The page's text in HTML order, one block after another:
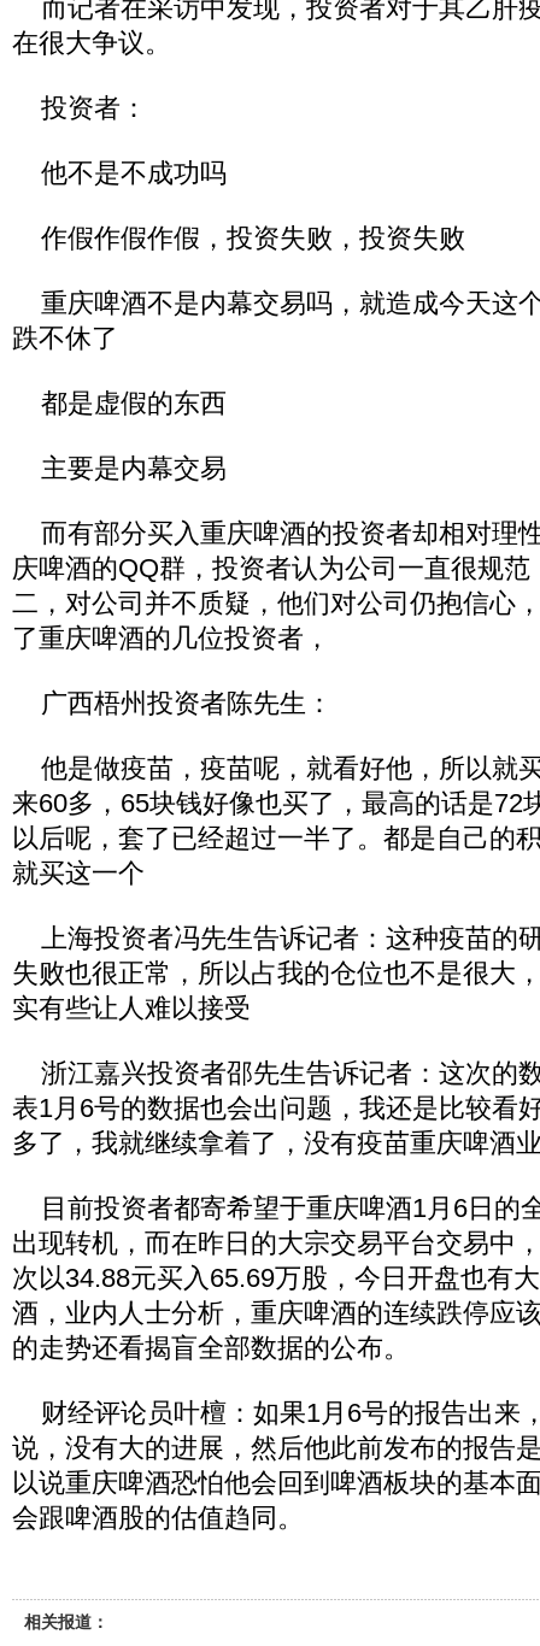
而记者在采访中发现，投资者对于其乙肝
在很大争议。
投资者：
他不是不成功吗
作假作假作假，投资失败，投资失败
重庆啤酒不是内幕交易吗，就造成今天这
跌不休了
都是虚假的东西
主要是内幕交易
而有部分买入重庆啤酒的投资者却相对理
庆啤酒的QQ群，投资者认为公司一直很规
二，对公司并不质疑，他们对公司仍抱信心
了重庆啤酒的几位投资者，
广西梧州投资者陈先生：
他是做疫苗，疫苗呢，就看好他，所以就
来60多，65块钱好像也买了，最高的话是72
以后呢，套了已经超过一半了。都是自己的
就买这一个
上海投资者冯先生告诉记者：这种疫苗的
失败也很正常，所以占我的仓位也不是很大
实有些让人难以接受
浙江嘉兴投资者邵先生告诉记者：这次的
表1月6号的数据也会出问题，我还是比较看
多了，我就继续拿着了，没有疫苗重庆啤酒
目前投资者都寄希望于重庆啤酒1月6日的
出现转机，而在昨日的大宗交易平台交易中
次以34.88元买入65.69万股，今日开盘也有
酒，业内人士分析，重庆啤酒的连续跌停应
的走势还看揭盲全部数据的公布。
财经评论员叶檀：如果1月6号的报告出来
说，没有大的进展，然后他此前发布的报告
以说重庆啤酒恐怕他会回到啤酒板块的基本
会跟啤酒股的估值趋同。
相关报道：